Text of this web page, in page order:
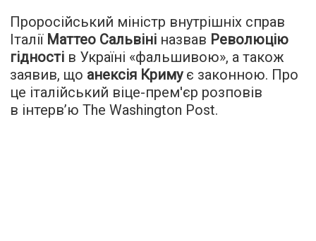
Проросійський міністр внутрішніх справ
Італії Маттео Сальвіні назвав Революцію
гідності в Україні «фальшивою», а також
заявив, що анексія Кримує законною. Про
це італійський віце-прем'єр розповів
в інтерв’ю The Washington Post.